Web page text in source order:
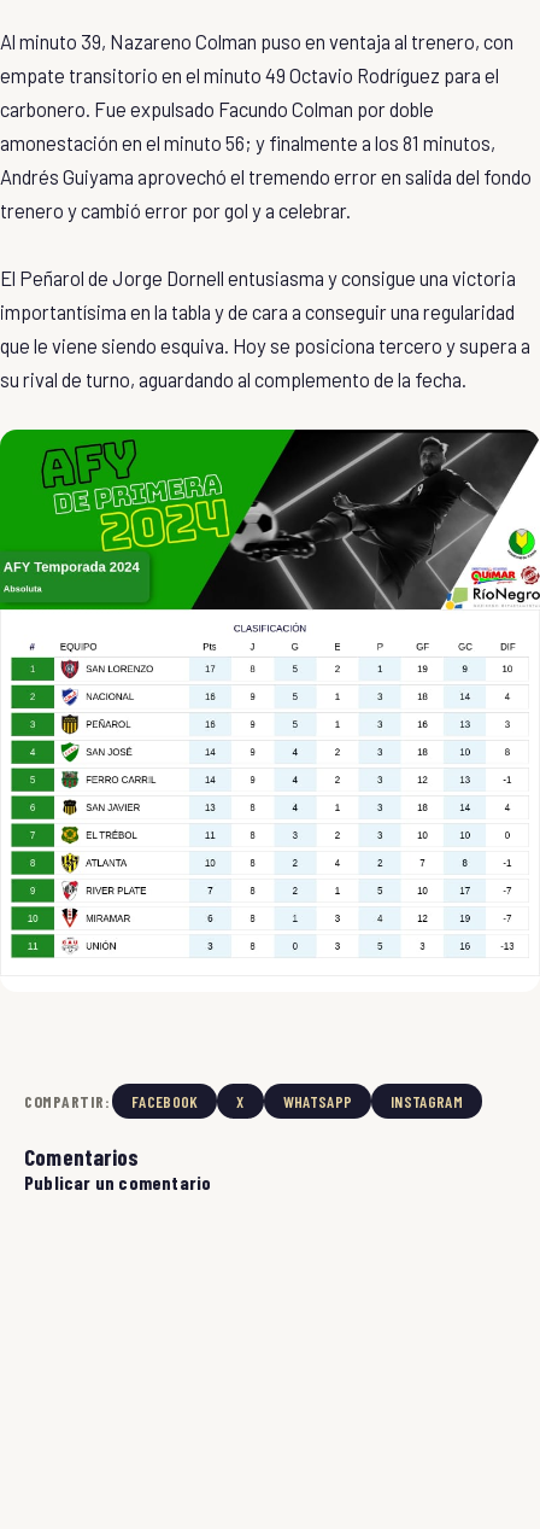
Al minuto 39, Nazareno Colman puso en ventaja al trenero, con
empate transitorio en el minuto 49 Octavio Rodríguez para el
carbonero. Fue expulsado Facundo Colman por doble
amonestación en el minuto 56; y finalmente a los 81 minutos,
Andrés Guiyama aprovechó el tremendo error en salida del fondo
trenero y cambió error por gol y a celebrar.
El Peñarol de Jorge Dornell entusiasma y consigue una victoria
importantísima en la tabla y de cara a conseguir una regularidad
que le viene siendo esquiva. Hoy se posiciona tercero y supera a
su rival de turno, aguardando al complemento de la fecha.
COMPARTIR: FACEBOOK X WHATSAPP INSTAGRAM
Comentarios
Publicar un comentario